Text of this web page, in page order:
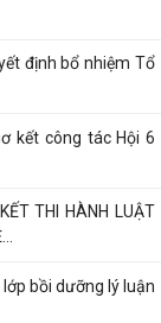
định bổ nhiệm Tổ
kết công tác Hội 6
THI HÀNH LUẬT
bồi dưỡng lý luận